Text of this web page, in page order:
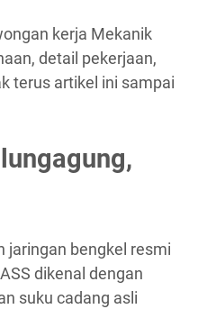
kerja Mekanik
detail pekerjaan,
terus artikel ini sampai
jaringan bengkel resmi
dikenal dengan
suku cadang asli